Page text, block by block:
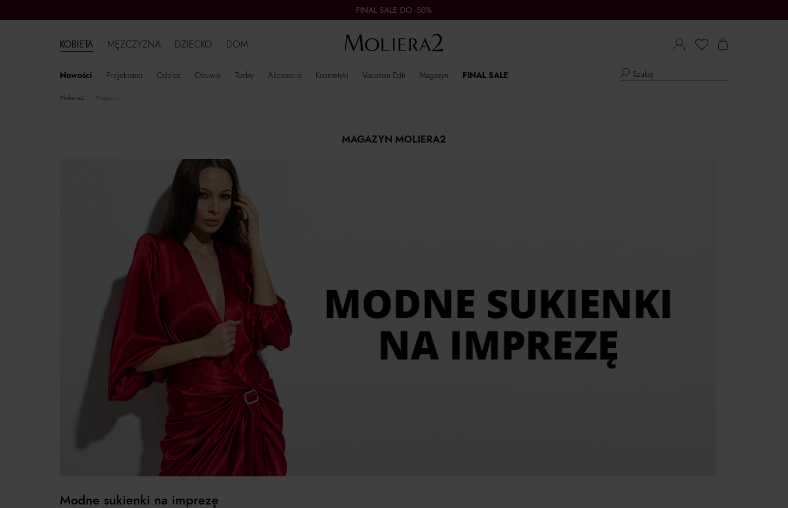
FINAL SALE DO -50%
KOBIETA
Nowości Projektanci Odzież Obuwie Torby Akcesoria Kosmetyki Vacation Edit Magazyn FINAL SALE
MĘŻCZYZNA DZIECKO DOM
moliera2 Magazyn
MAGAZYN MOLIERA2
Modne sukienki na imprezę